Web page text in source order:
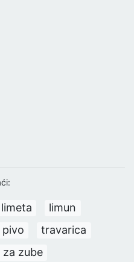
limeta
limun
pivo
travarica
za zube